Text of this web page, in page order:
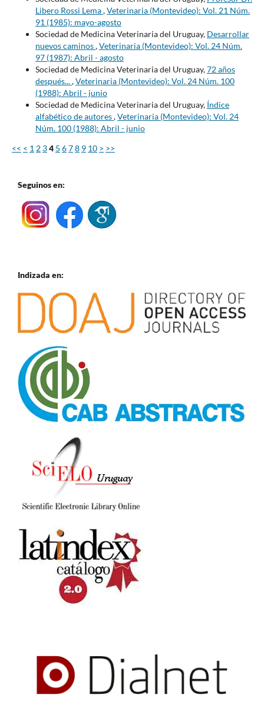
Libero Rossi Lema,Veterinaria (Montevideo): Vol. 21 Núm.
91 (1985): mayo-agosto
Sociedad de Medicina Veterinaria del Uruguay, Desarrollar
nuevos caminos,Veterinaria (Montevideo): Vol. 24 Núm.
97 (1987): Abril - agosto
Sociedad de Medicina Veterinaria del Uruguay,72 años
después...,Veterinaria (Montevideo): Vol. 24 Núm. 100
(1988): Abril - junio
Sociedad de Medicina Veterinaria del Uruguay, Índice
alfabético de autores,Veterinaria (Montevideo): Vol. 24
Núm. 100 (1988): Abril - junio
<< < 1 2 34 5 678 9 10 > >>
Seguinos en:
Indizada en: